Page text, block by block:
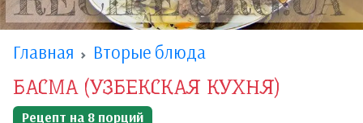
Главная Вторые блюда
БАСМА (УЗБЕКСКАЯ КУХНЯ)
Рецепт на 8порций